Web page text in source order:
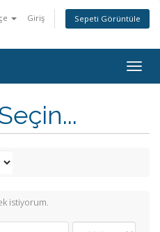
Giriş Sepeti Görüntüle
istiyorum.